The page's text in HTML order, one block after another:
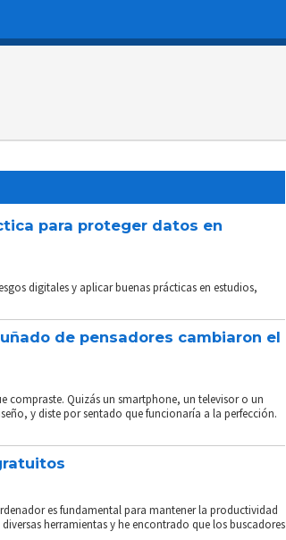
para proteger datos en
digitales y aplicar buenas prácticas en estudios,
de pensadores cambiaron el
Quizás un smartphone, un televisor o un
y diste por sentado que funcionaría a la perfección.
es fundamental para mantener la productividad
herramientas y he encontrado que los buscadores